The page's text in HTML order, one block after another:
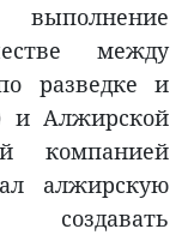
выполнение
между
разведке и
и Алжирской
компанией
алжирскую